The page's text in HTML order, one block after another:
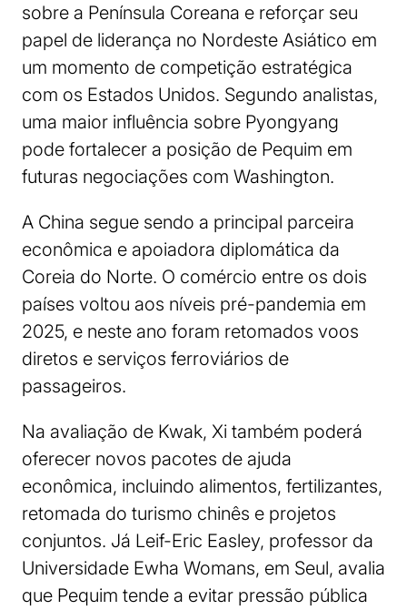
sobre a Península Coreana e reforçar seu
papel de liderança no Nordeste Asiático em
um momento de competição estratégica
com os Estados Unidos. Segundo analistas,
uma maior influência sobre Pyongyang
pode fortalecer a posição de Pequim em
futuras negociações com Washington.
A China segue sendo a principal parceira
econômica e apoiadora diplomática da
Coreia do Norte. O comércio entre os dois
países voltou aos níveis pré-pandemia em
2025, e neste ano foram retomados voos
diretos e serviços ferroviários de
passageiros.
Na avaliação de Kwak, Xi também poderá
oferecer novos pacotes de ajuda
econômica, incluindo alimentos, fertilizantes,
retomada do turismo chinês e projetos
conjuntos. Já Leif-Eric Easley, professor da
Universidade Ewha Womans, em Seul, avalia
que Pequim tende a evitar pressão pública